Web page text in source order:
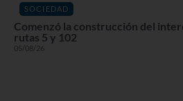
SOCIEDAD
Comenzó la construcción del
rutas 5 y 102
05/08/26